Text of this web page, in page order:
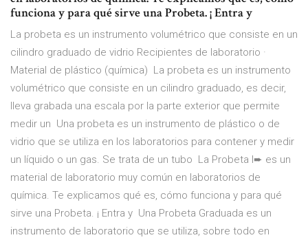
funciona y para qué sirve una Probeta. ¡ Entra y
La probeta es un instrumento volumétrico que consiste en un
cilindro graduado de vidrio Recipientes de laboratorio ·
Material de plástico (química) La probeta es un instrumento
volumétrico que consiste en un cilindro graduado, es decir,
lleva grabada una escala por la parte exterior que permite
medir un Una probeta es un instrumento de plástico o de
vidrio que se utiliza en los laboratorios para contener y medir
un líquido o un gas. Se trata de un tubo La Probeta I➨ es un
material de laboratorio muy común en laboratorios de
química. Te explicamos qué es, cómo funciona y para qué
sirve una Probeta. ¡ Entra y Una Probeta Graduada es un
instrumento de laboratorio que se utiliza, sobre todo en